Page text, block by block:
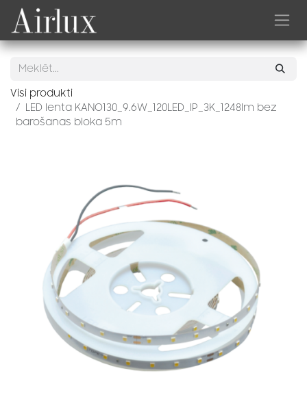
Skip to Content
Visi produkti
LED lenta KANO130_9.6W_120LED_IP_3K_1248lm bez
barošanas bloka 5m